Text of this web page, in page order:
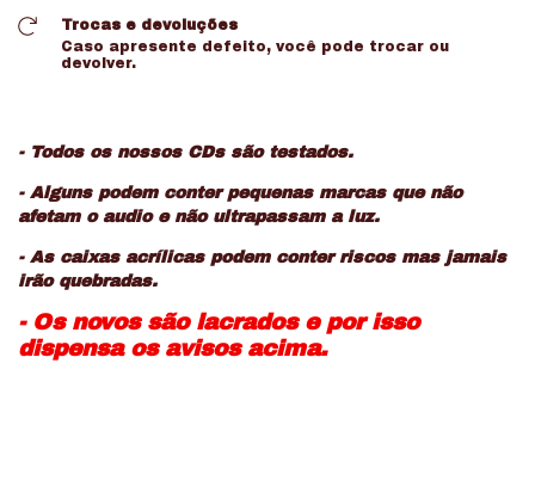
Trocas e devoluções
Caso apresente defeito, você pode trocar ou
devolver.
- Todos os nossos CDs são testados.
- Alguns podem conter pequenas marcas que não
afetam o audio e não ultrapassam a luz.
- As caixas acrílicas podem conter riscos mas jamais
irão quebradas.
- Os novos são lacrados e por isso
dispensa os avisos acima.